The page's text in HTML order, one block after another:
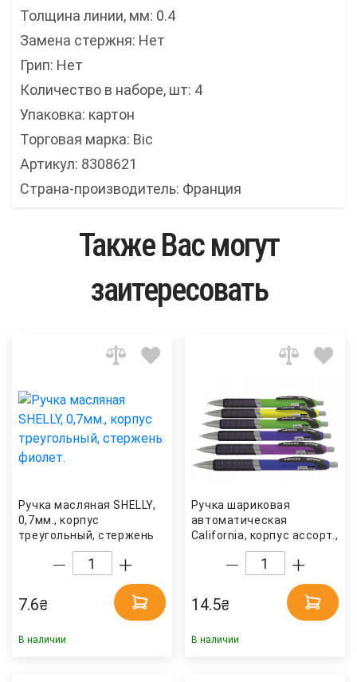
Толщина линии, мм: 0.4
Замена стержня: Нет
Грип: Нет
Количество в наборе, шт: 4
Упаковка: картон
Торговая марка: Bic
Артикул: 8308621
Страна-производитель: Франция
Также Вас могут
заитересовать
Ручка масляная SHELLY,
0,7мм., корпус
треугольный, стержень
фиолет. WIN
7.6₴
В наличии
Ручка шариковая
автоматическая
California, корпус ассорт.,
стержень син. NORMA
14.5₴
В наличии